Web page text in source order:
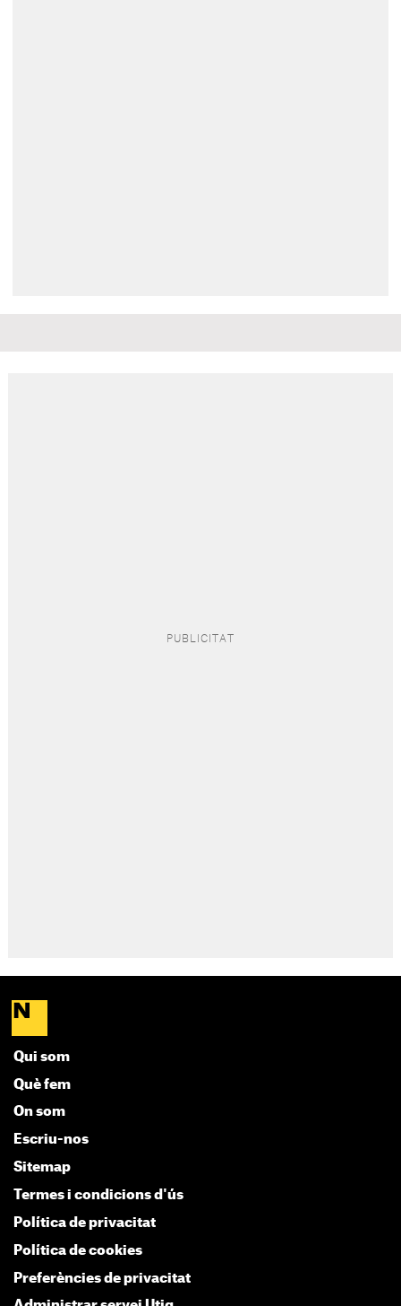
Qui som
Què fem
On som
Escriu-nos
Sitemap
Termes i condicions d'ús
Política de privacitat
Política de cookies
Preferències de privacitat